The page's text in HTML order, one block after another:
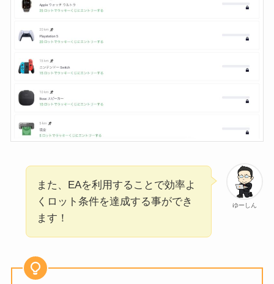
ゆーしん
また、EAを利用することで効率よ
くロット条件を達成する事ができ
ます！